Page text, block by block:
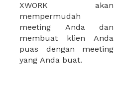
yang Anda buat.